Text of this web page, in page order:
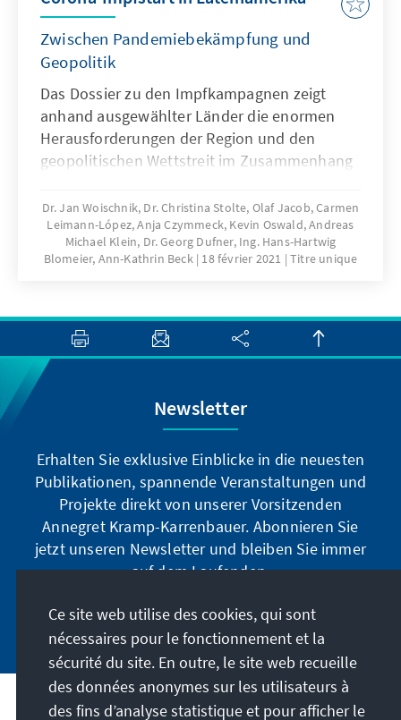
Zwischen Pandemiebekämpfung und
Geopolitik
Das Dossier zu den Impfkampagnen zeigt
anhand ausgewählter Länder die enormen
Herausforderungen der Region und den
geopolitischen Wettstreit im Zusammenhang
Dr. Jan Woischnik, Dr. Christina Stolte, Olaf Jacob, Carmen
Leimann-López, Anja Czymmeck, Kevin Oswald, Andreas
Michael Klein, Dr. Georg Dufner, Ing. Hans-Hartwig
Blomeier, Ann-Kathrin Beck 18 février 2021 Titre unique
Newsletter
Erhalten Sie exklusive Einblicke in die neuesten
Publikationen, spannende Veranstaltungen und
Projekte direkt von unserer Vorsitzenden
Annegret Kramp-Karrenbauer. Abonnieren Sie
jetzt unseren Newsletter und bleiben Sie immer
auf dem Laufenden.
Jetzt abonnieren
Notre mission
Ce site web utilise des cookies, qui sont
nécessaires pour le fonctionnement et la
sécurité du site. En outre, le site web recueille
des données anonymes sur les utilisateurs à
des fins d’analyse statistique et pour afficher le